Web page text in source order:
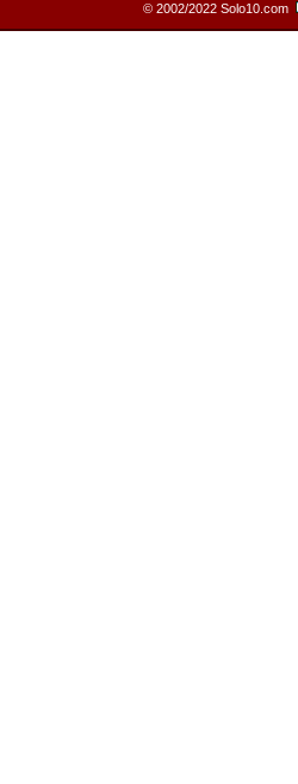
© 2002/2022 Solo10.com